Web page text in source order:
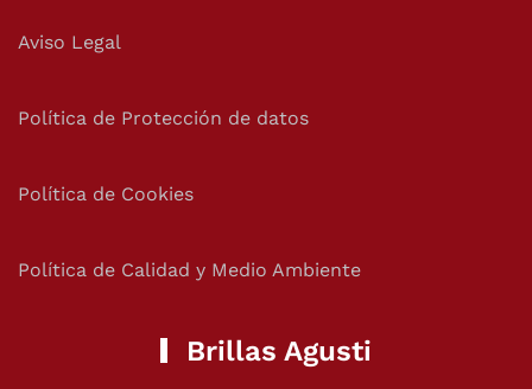
Aviso Legal
Política de Protección de datos
Política de Cookies
Política de Calidad y Medio Ambiente
Brillas Agusti